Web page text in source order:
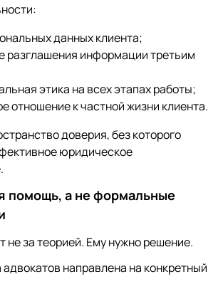
данных клиента;
разглашения информации третьим
этика на всех этапах работы;
отношение к частной жизни клиента.
доверия, без которого
юридическое
помощь, а не формальные
не за теорией. Ему нужно решение.
направлена на конкретный